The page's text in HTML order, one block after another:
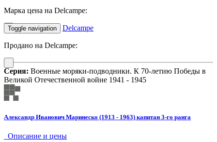
Марка цена на Delcampe:
Toggle navigation Delcampe
Продано на Delcampe:
Серия: Военные моряки-подводники. К 70-летию Победы в
Великой Отечественной войне 1941 - 1945
Александр Иванович Маринеско (1913 - 1963) капитан 3-го ранга
Описание и цены